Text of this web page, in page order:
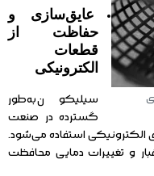
عایق‌سازی و
حفاظت از
قطعات
الکترونیکی
سیلیکون به‌طور
گسترده در صنعت
الکترونیکی استفاده می‌شود.
و تغییرات دمایی محافظت